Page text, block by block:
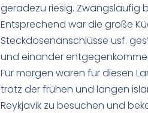
geradezu riesig. Zwangsläufig
Entsprechend war die große
Steckdosenanschlüsse usf.
und einander
Für morgen waren für diesen
trotz der frühen und langen
Reykjavik zu besuchen und